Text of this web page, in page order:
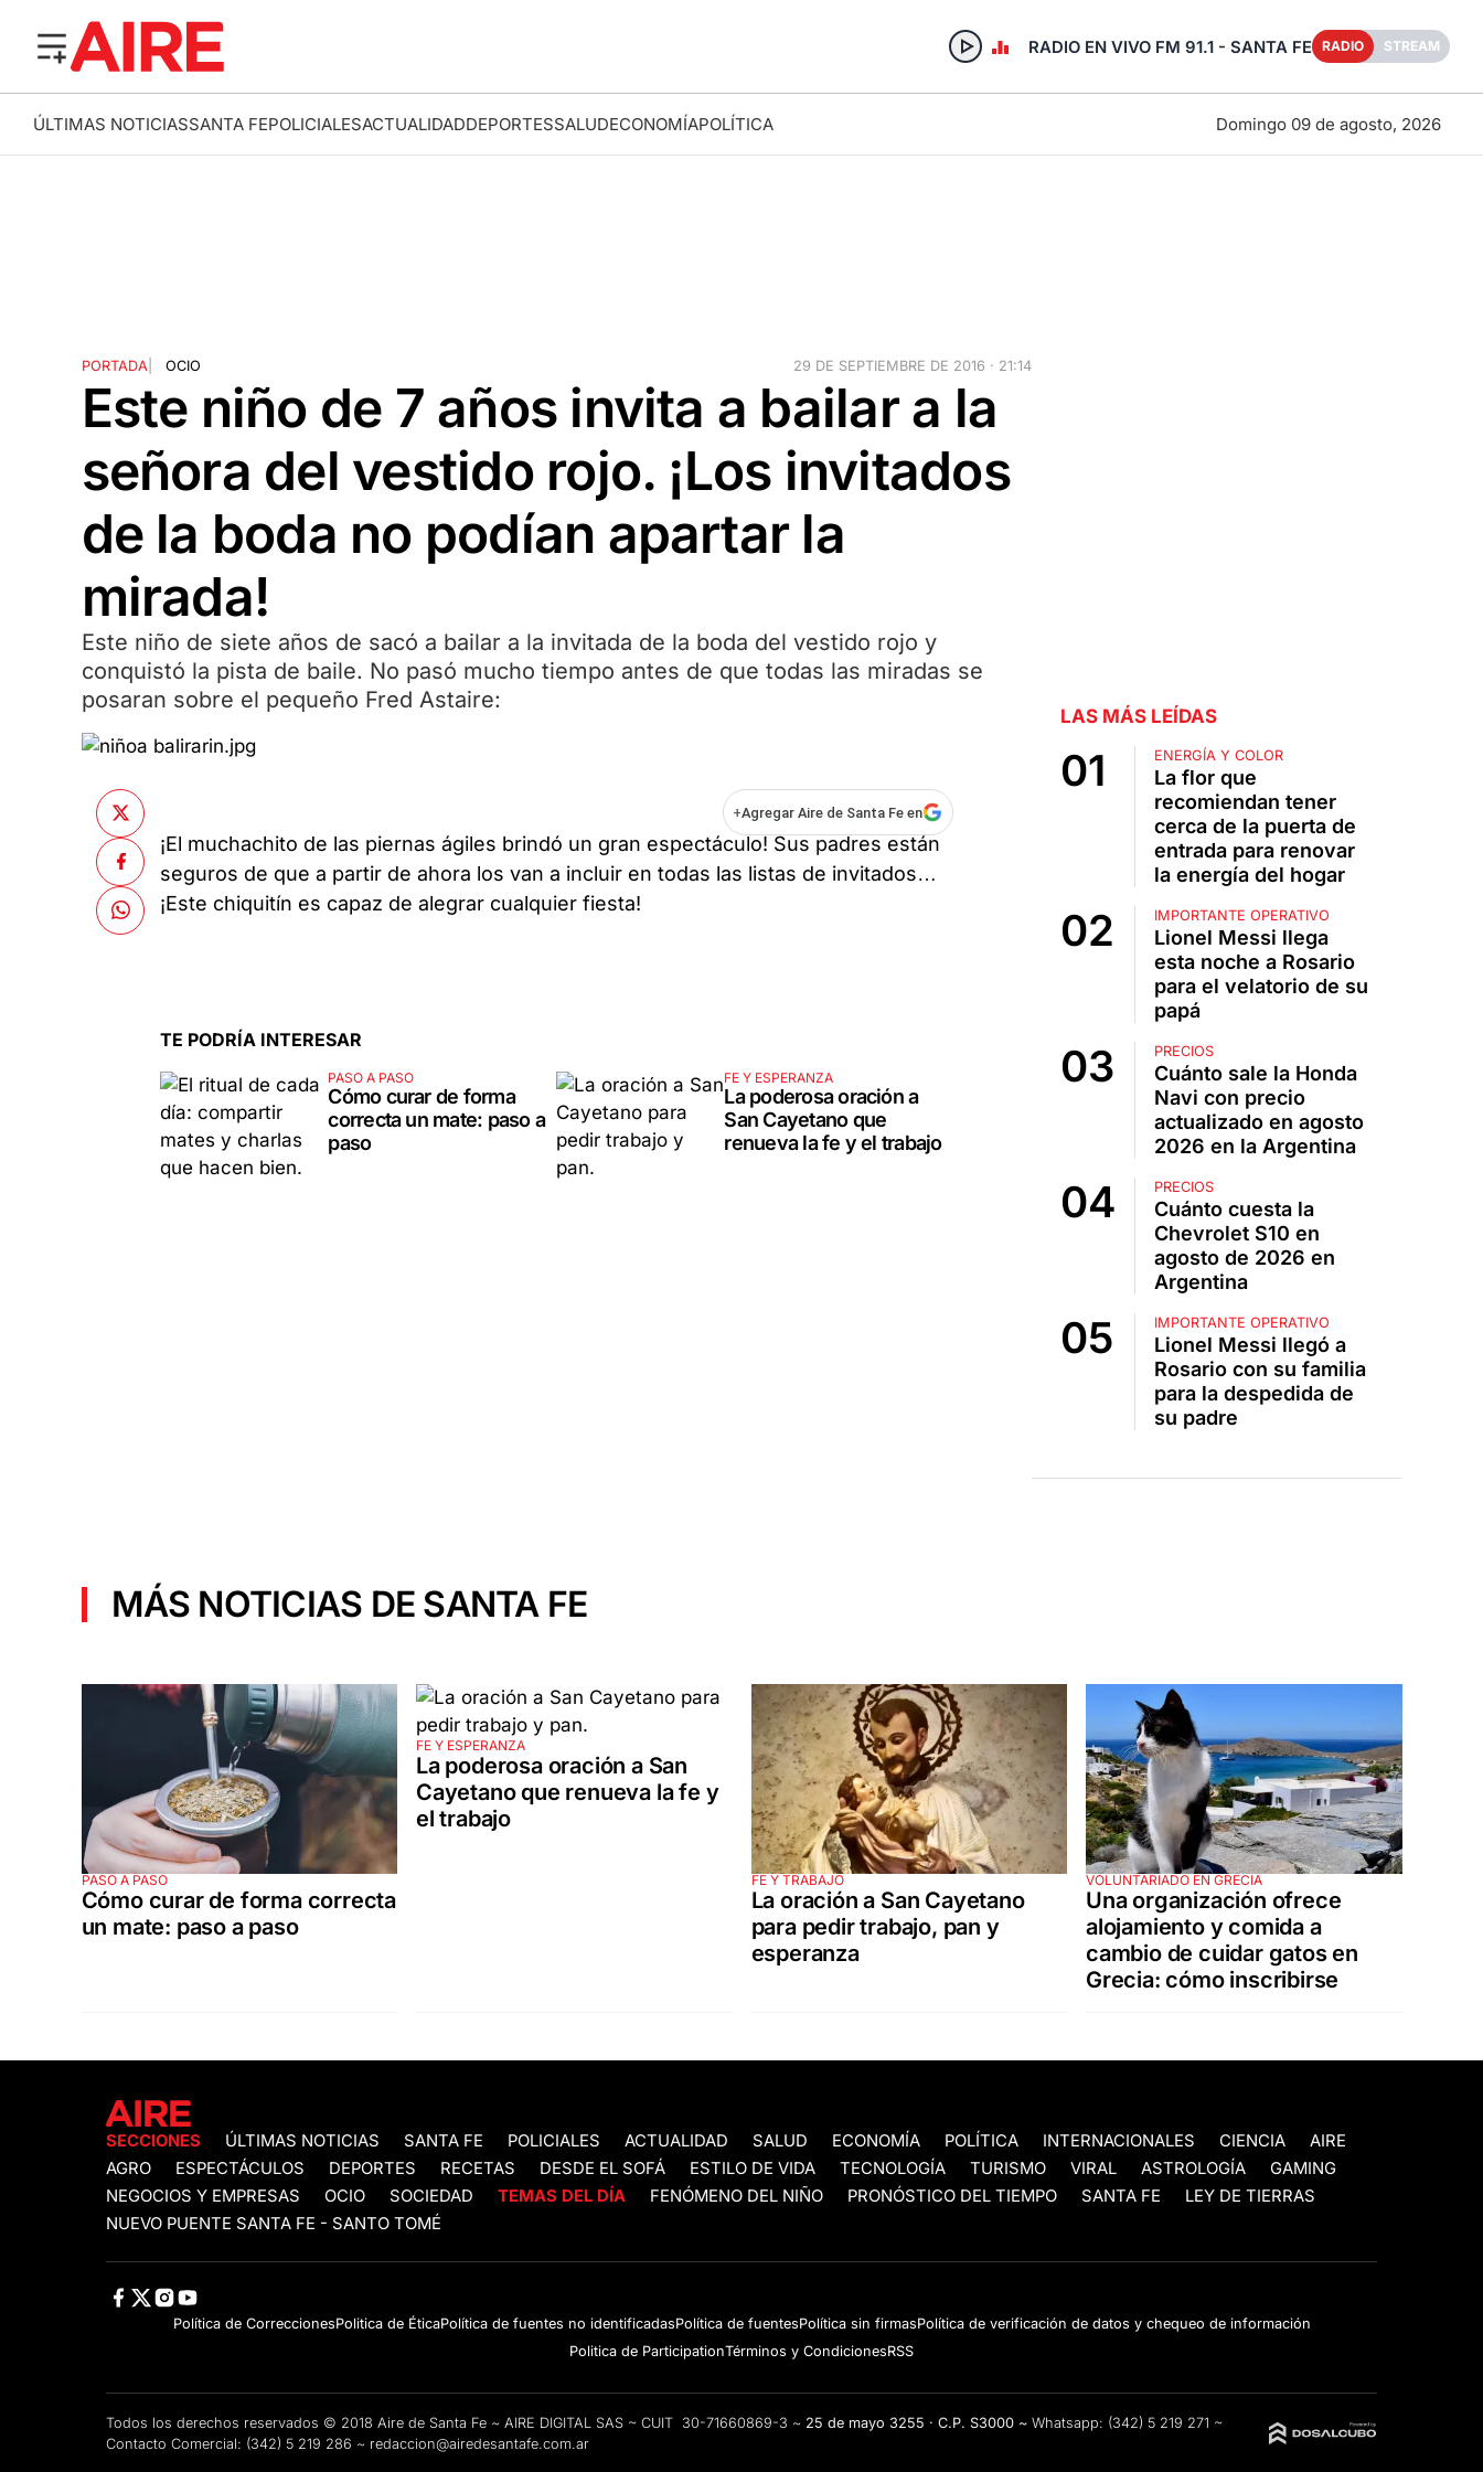
RADIO EN VIVO FM 91.1 - SANTA FE RADIO STREAM
ÚLTIMAS NOTICIASSANTA FEPOLICIALESACTUALIDADDEPORTESSALUDECONOMÍAPOLÍTICA Domingo 09 de agosto, 2026
PORTADA| OCIO 29 DE SEPTIEMBRE DE 2016 · 21:14
Este niño de 7 años invita a bailar a la
señora del vestido rojo. ¡Los invitados
de la boda no podían apartar la
mirada!
Este niño de siete años de sacó a bailar a la invitada de la boda del vestido rojo y
conquistó la pista de baile. No pasó mucho tiempo antes de que todas las miradas se
posaran sobre el pequeño Fred Astaire:
+Agregar Aire de Santa Fe en
¡El muchachito de las piernas ágiles brindó un gran espectáculo! Sus padres están
seguros de que a partir de ahora los van a incluir en todas las listas de invitados…
¡Este chiquitín es capaz de alegrar cualquier fiesta!
TE PODRÍA INTERESAR
PASO A PASO
Cómo curar de forma
correcta un mate: paso a
paso
FE Y ESPERANZA
La poderosa oración a
San Cayetano que
renueva la fe y el trabajo
LAS MÁS LEÍDAS
ENERGÍA Y COLOR
La flor que
recomiendan tener
cerca de la puerta de
entrada para renovar
la energía del hogar
IMPORTANTE OPERATIVO
Lionel Messi llega
esta noche a Rosario
para el velatorio de su
papá
PRECIOS
Cuánto sale la Honda
Navi con precio
actualizado en agosto
2026 en la Argentina
PRECIOS
Cuánto cuesta la
Chevrolet S10 en
agosto de 2026 en
Argentina
IMPORTANTE OPERATIVO
Lionel Messi llegó a
Rosario con su familia
para la despedida de
su padre
MÁS NOTICIAS DE SANTA FE
PASO A PASO
Cómo curar de forma correcta
un mate: paso a paso
FE Y ESPERANZA
La poderosa oración a San
Cayetano que renueva la fe y
el trabajo
FE Y TRABAJO
La oración a San Cayetano
para pedir trabajo, pan y
esperanza
VOLUNTARIADO EN GRECIA
Una organización ofrece
alojamiento y comida a
cambio de cuidar gatos en
Grecia: cómo inscribirse
SECCIONES ÚLTIMAS NOTICIAS SANTA FE POLICIALES ACTUALIDAD SALUD ECONOMÍA POLÍTICA INTERNACIONALES CIENCIA
AIRE
AGRO
ESPECTÁCULOS DEPORTES RECETAS DESDE EL SOFÁ ESTILO DE VIDA TECNOLOGÍA TURISMO VIRAL ASTROLOGÍA
GAMING
NEGOCIOS Y EMPRESAS
OCIO SOCIEDAD TEMAS DEL DÍA FENÓMENO DEL NIÑO PRONÓSTICO DEL TIEMPO SANTA FE
LEY DE TIERRAS
NUEVO PUENTE SANTA FE - SANTO TOMÉ
Política de CorreccionesPolitica de ÉticaPolítica de fuentes no identificadasPolítica de fuentesPolítica sin firmasPolítica de verificación de datos y chequeo de información
Politica de ParticipationTérminos y CondicionesRSS
Todos los derechos reservados © 2018 Aire de Santa Fe ~ AIRE DIGITAL SAS ~ CUIT 30-71660869-3 ~ 25 de mayo 3255 · C.P. S3000 ~ Whatsapp: (342) 5 219 271 ~
Contacto Comercial: (342) 5 219 286 ~ redaccion@airedesantafe.com.ar